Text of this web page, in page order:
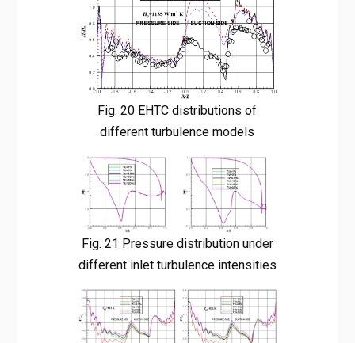
Fig. 20 EHTC distributions of
different turbulence models
Fig. 21 Pressure distribution under
different inlet turbulence intensities